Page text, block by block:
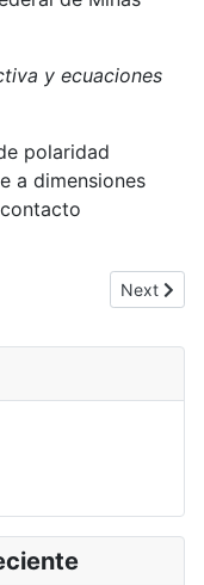
y ecuaciones
polaridad
a dimensiones
Hernandes
Next
Next